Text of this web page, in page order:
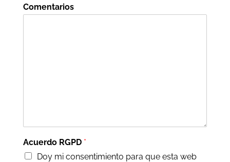
Comentarios
Acuerdo RGPD *
Doy mi consentimiento para que esta web